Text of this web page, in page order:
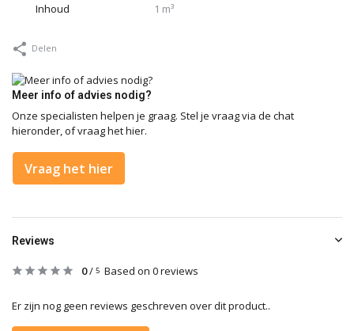
Inhoud 1 m³
Delen
Meer info of advies nodig?
Onze specialisten helpen je graag. Stel je vraag via de chat
hieronder, of vraag het hier.
Vraag het hier
Reviews
0/ 5 Based on 0 reviews
Er zijn nog geen reviews geschreven over dit product..